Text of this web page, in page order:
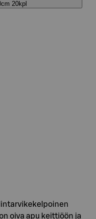
20kpl
oiva apu keittiöön ja